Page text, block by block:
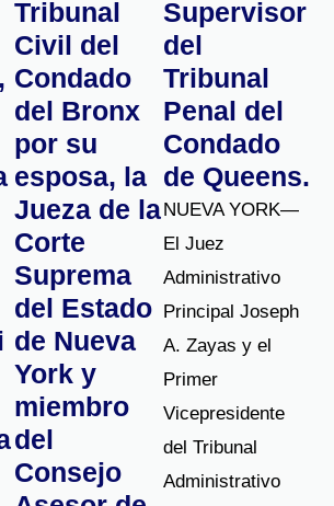
Tribunal
Civil del
Condado
del Bronx
por su
esposa, la
Jueza de la
Corte
Suprema
del Estado
de Nueva
York y
miembro
del
Consejo
Supervisor
del
Tribunal
Penal del
Condado
de Queens.
NUEVA YORK—
El Juez
Administrativo
Principal Joseph
A. Zayas y el
Primer
Vicepresidente
del Tribunal
Administrativo